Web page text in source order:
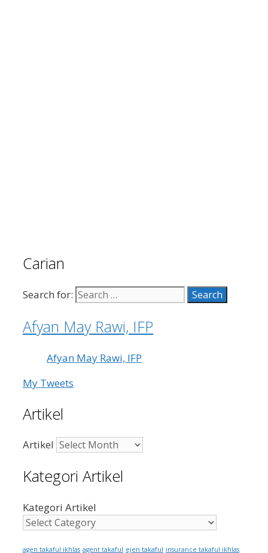
Carian
Search for:
Afyan May Rawi, IFP
Afyan May Rawi, IFP
My Tweets
Artikel
Artikel
Kategori Artikel
Kategori Artikel
agen takaful ikhlas agent takaful ejen takaful insurance takaful ikhlas